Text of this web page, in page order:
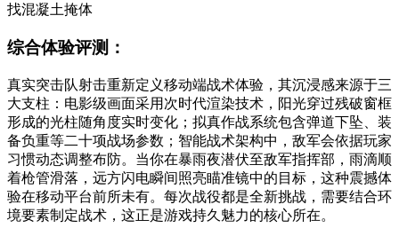
找混凝土掩体
综合体验评测：
真实突击队射击重新定义移动端战术体验，其沉浸感来源于三
大支柱：电影级画面采用次时代渲染技术，阳光穿过残破窗框
形成的光柱随角度实时变化；拟真作战系统包含弹道下坠、装
备负重等二十项战场参数；智能战术架构中，敌军会依据玩家
习惯动态调整布防。当你在暴雨夜潜伏至敌军指挥部，雨滴顺
着枪管滑落，远方闪电瞬间照亮瞄准镜中的目标，这种震撼体
验在移动平台前所未有。每次战役都是全新挑战，需要结合环
境要素制定战术，这正是游戏持久魅力的核心所在。